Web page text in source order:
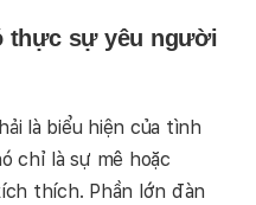
thực sự yêu người
là biểu hiện của tình
chỉ là sự mê hoặc
thích. Phần lớn đàn